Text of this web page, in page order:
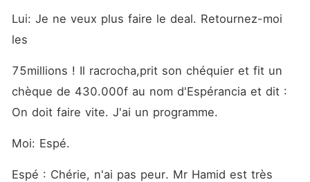
Lui: Je ne veux plus faire le deal. Retournez-moi
les
75millions ! Il racrocha,prit son chéquier et fit un
chèque de 430.000f au nom d'Espérancia et dit :
On doit faire vite. J'ai un programme.
Moi: Espé.
Espé : Chérie, n'ai pas peur. Mr Hamid est très